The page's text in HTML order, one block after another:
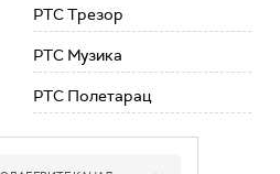
РТС Трезор
РТС Музика
РТС Полетарац